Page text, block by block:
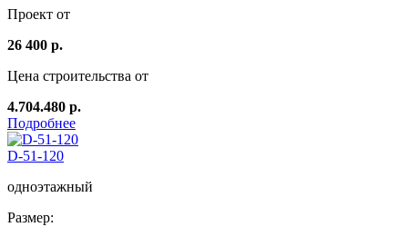
Проект от
26 400 р.
Цена строительства от
4.704.480 р.
Подробнее
D-51-120
одноэтажный
Размер: